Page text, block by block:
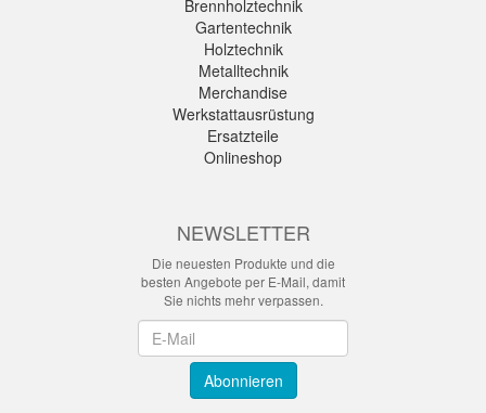
Brennholztechnik
Gartentechnik
Holztechnik
Metalltechnik
Merchandise
Werkstattausrüstung
Ersatzteile
Onlineshop
NEWSLETTER
Die neuesten Produkte und die
besten Angebote per E-Mail, damit
Sie nichts mehr verpassen.
Abonnieren